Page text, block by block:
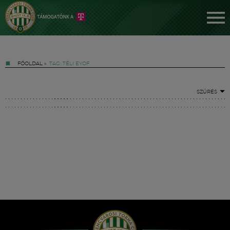
FŐOLDAL » TAG: TÉLI EYOF
SZŰRÉS
Hírek